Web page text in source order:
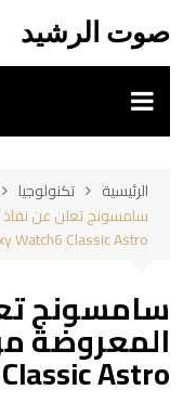
المحتوى
صوت الرشيد
الرئيسية
تكنولوجيا
سامسونج تعلن عن نفاذ
Watch6 Classic Astro
سامسونج
المعروضة
Astro